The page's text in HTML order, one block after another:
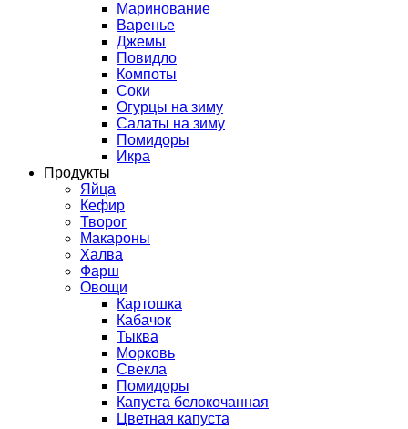
Маринование
Варенье
Джемы
Повидло
Компоты
Соки
Огурцы на зиму
Салаты на зиму
Помидоры
Икра
Продукты
Яйца
Кефир
Творог
Макароны
Халва
Фарш
Овощи
Картошка
Кабачок
Тыква
Морковь
Свекла
Помидоры
Капуста белокочанная
Цветная капуста